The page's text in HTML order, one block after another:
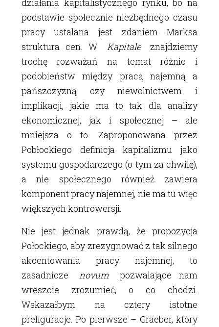
działania kapitalistycznego rynku, bo na
podstawie społecznie niezbędnego czasu
pracy ustalana jest zdaniem Marksa
struktura cen. W
Kapitale
znajdziemy
trochę rozważań na temat różnic i
podobieństw między pracą najemną a
pańszczyzną czy niewolnictwem i
implikacji, jakie ma to tak dla analizy
ekonomicznej, jak i społecznej – ale
mniejsza o to. Zaproponowana przez
Pobłockiego definicja kapitalizmu jako
systemu gospodarczego (o tym za chwilę),
a nie społecznego również zawiera
komponent pracy najemnej, nie ma tu więc
większych kontrowersji.
Nie jest jednak prawdą, że propozycja
Połockiego, aby zrezygnować z tak silnego
akcentowania pracy najemnej, to
zasadnicze
novum
pozwalające nam
wreszcie zrozumieć, o co chodzi.
Wskazałbym na cztery istotne
prefiguracje. Po pierwsze – Graeber, który